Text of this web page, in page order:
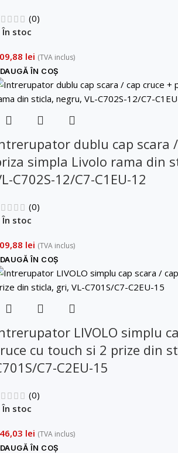
(0)
În stoc
lei (TVA inclus)
ÎN COȘ
dublu cap scara
simpla Livolo rama din
C702S-12/C7-C1EU-12
(0)
În stoc
lei (TVA inclus)
ÎN COȘ
LIVOLO simplu
cu touch si 2 prize din
C7-C2EU-15
(0)
În stoc
lei (TVA inclus)
ÎN COȘ